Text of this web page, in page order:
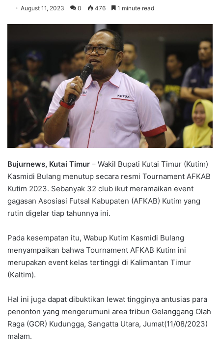
August 11, 2023 0 476 1 minute read
Bujurnews, Kutai Timur – Wakil Bupati Kutai Timur (Kutim)
Kasmidi Bulang menutup secara resmi Tournament AFKAB
Kutim 2023. Sebanyak 32 club ikut meramaikan event
gagasan Asosiasi Futsal Kabupaten (AFKAB) Kutim yang
rutin digelar tiap tahunnya ini.
Pada kesempatan itu, Wabup Kutim Kasmidi Bulang
menyampaikan bahwa Tournament AFKAB Kutim ini
merupakan event kelas tertinggi di Kalimantan Timur
(Kaltim).
Hal ini juga dapat dibuktikan lewat tingginya antusias para
penonton yang mengerumuni area tribun Gelanggang Olah
Raga (GOR) Kudungga, Sangatta Utara, Jumat(11/08/2023)
malam.